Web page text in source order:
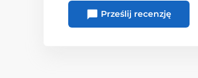
Prześlij recenzję